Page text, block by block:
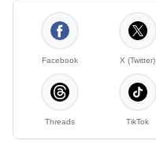
Facebook X (Twitter)
Threads TikTok